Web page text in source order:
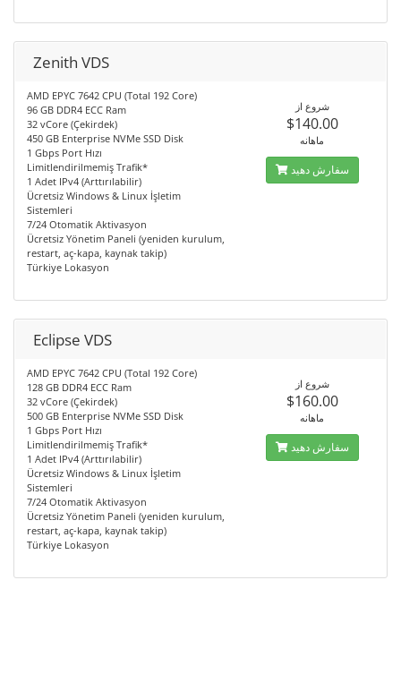
Zenith VDS
AMD EPYC 7642 CPU (Total 192 Core)
96 GB DDR4 ECC Ram
32 vCore (Çekirdek)
450 GB Enterprise NVMe SSD Disk
1 Gbps Port Hızı
Limitlendirilmemiş Trafik*
1 Adet IPv4 (Arttırılabilir)
Ücretsiz Windows & Linux İşletim
Sistemleri
7/24 Otomatik Aktivasyon
Ücretsiz Yönetim Paneli (yeniden kurulum,
restart, aç-kapa, kaynak takip)
Türkiye Lokasyon
شروع از
$140.00
ماهانه
سفارش دهید
Eclipse VDS
AMD EPYC 7642 CPU (Total 192 Core)
128 GB DDR4 ECC Ram
32 vCore (Çekirdek)
500 GB Enterprise NVMe SSD Disk
1 Gbps Port Hızı
Limitlendirilmemiş Trafik*
1 Adet IPv4 (Arttırılabilir)
Ücretsiz Windows & Linux İşletim
Sistemleri
7/24 Otomatik Aktivasyon
Ücretsiz Yönetim Paneli (yeniden kurulum,
restart, aç-kapa, kaynak takip)
Türkiye Lokasyon
شروع از
$160.00
ماهانه
سفارش دهید